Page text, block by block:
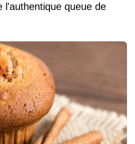
l'authentique queue de